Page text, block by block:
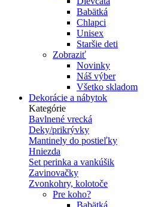
Babätká
Chlapci
Unisex
Staršie deti
Zobraziť
Novinky
Náš výber
Všetko skladom
Dekorácie a nábytok
Kategórie
Bavlnené vrecká
Deky/prikrývky
Mantinely do postieľky
Hniezda
Set perinka a vankúšik
Zavinovačky
Zvonkohry, kolotoče
Pre koho?
Babätká